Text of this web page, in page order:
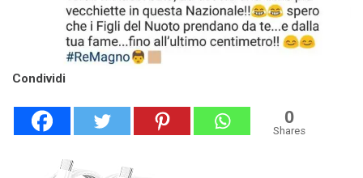
Condividi
0
Shares